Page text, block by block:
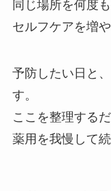
同じ場所を何度
セルフケアを増
予防したい日と
す。
ここを整理するだ
薬用を我慢して